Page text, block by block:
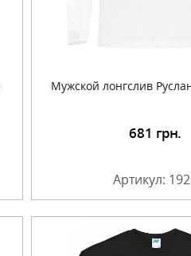
Мужской лонгслив
681 грн.
Артикул: